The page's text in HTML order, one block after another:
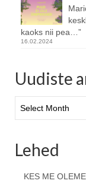
kaoks nii pea…”
16.02.2024
Uudiste
arhiiv
Lehed
KES ME OLEME